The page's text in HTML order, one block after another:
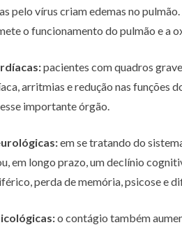
pelo vírus criam edemas no
o funcionamento do pulmão e a
pacientes com quadros
arritmias e redução nas funções
importante órgão.
em se tratando do
em longo prazo, um declínio
perda de memória, psicose e
o contágio também